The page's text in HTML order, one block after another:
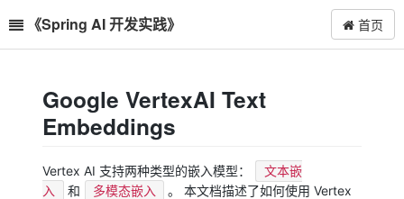
《Spring AI 开发实践》 首页
Google VertexAI Text
Embeddings
Vertex AI 支持两种类型的嵌入模型：
文本嵌
入
和 多模态嵌入
。 本文档描述了如何使用 Vertex